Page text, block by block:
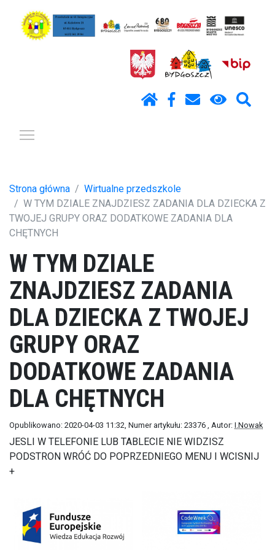
Strona główna
Wirtualne przedszkole
W TYM DZIALE ZNAJDZIESZ ZADANIA DLA DZIECKA Z
TWOJEJ GRUPY ORAZ DODATKOWE ZADANIA DLA
CHĘTNYCH
W TYM DZIALE
ZNAJDZIESZ ZADANIA
DLA DZIECKA Z TWOJEJ
GRUPY ORAZ
DODATKOWE ZADANIA
DLA CHĘTNYCH
Opublikowano: 2020-04-03 11:32, Numer artykułu: 23376 , Autor: I.Nowak
JESLI W TELEFONIE LUB TABLECIE NIE WIDZISZ
PODSTRON WRÓĆ DO POPRZEDNIEGO MENU I WCISNIJ
+